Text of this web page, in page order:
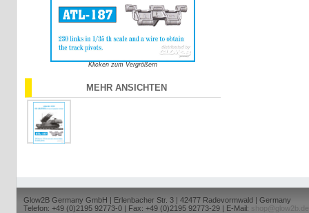
Klicken zum Vergrößern
MEHR ANSICHTEN
Glow2B Germany GmbH | Erlenbacher Str. 3 | 42477 Radevormwald | Germany
Telefon: +49 (0)2195 92773-0 | Fax: +49 (0)2195 92773-29 | E-Mail:
shop@glow2b.de